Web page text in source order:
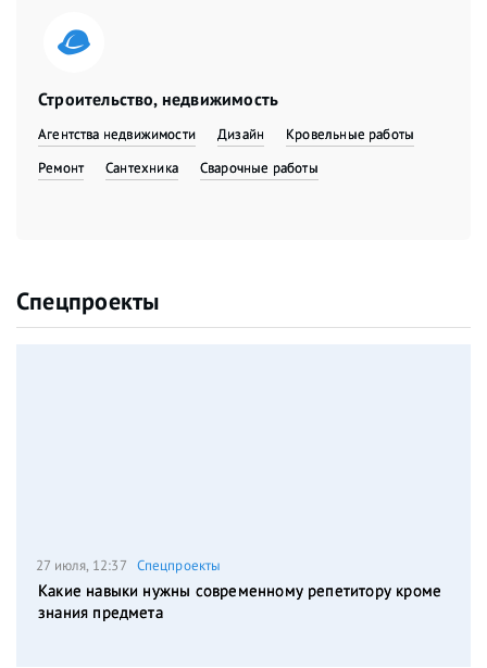
Строительство, недвижимость
Агентства недвижимости Дизайн
Кровельные работы
Ремонт
Сантехника Сварочные работы
Спецпроекты
27 июля, 12:37 Спецпроекты
Какие навыки нужны современному репетитору кроме
знания предмета